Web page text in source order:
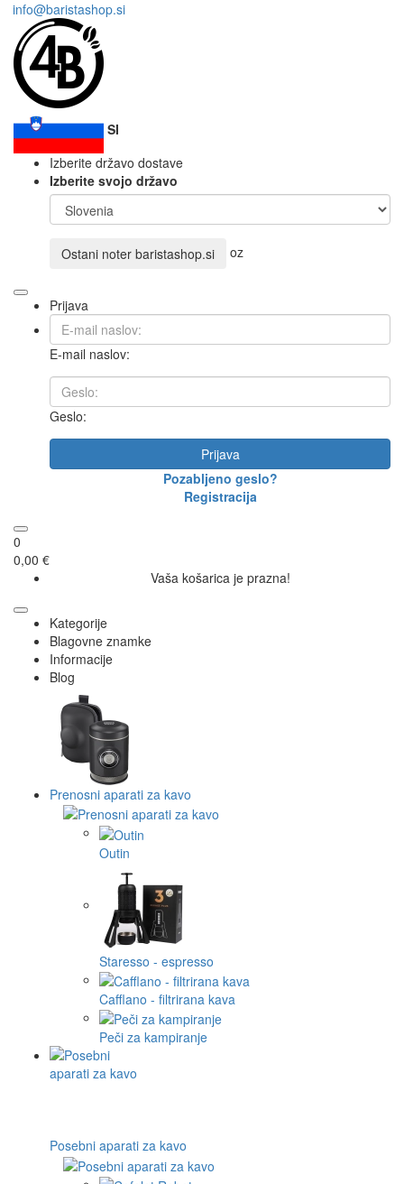
info@baristashop.si
SI
Izberite državo dostave
Izberite svojo državo
Ostani noter baristashop.si oz
Prijava
E-mail naslov:
Geslo:
Prijava
Pozabljeno geslo?
Registracija
0
0,00 €
Vaša košarica je prazna!
Kategorije
Blagovne znamke
Informacije
Blog
Prenosni aparati za kavo
Outin
Staresso - espresso
Cafflano - filtrirana kava
Peči za kampiranje
Posebni aparati za kavo